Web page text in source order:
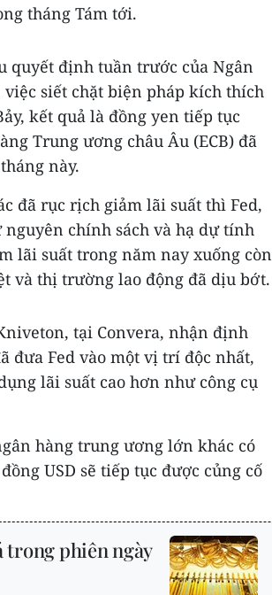
tháng Tám tới.
quyết định tuần trước của Ngân
siết chặt biện pháp kích thích
kết quả là đồng yen tiếp tục
Trung ương châu Âu (ECB) đã
này.
đã rục rịch giảm lãi suất thì Fed,
nguyên chính sách và hạ dự tính
lãi suất trong năm nay xuống còn
và thị trường lao động đã dịu bớt.
tại Convera, nhận định
đưa Fed vào một vị trí độc nhất,
lãi suất cao hơn như công cụ
hàng trung ương lớn khác có
USD sẽ tiếp tục được củng cố
trong phiên ngày